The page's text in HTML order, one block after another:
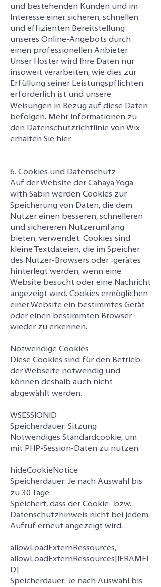
und bestehenden Kunden und im
Interesse einer sicheren, schnellen
und effizienten Bereitstellung
unseres Online-Angebots durch
einen professionellen Anbieter.
Unser Hoster wird Ihre Daten nur
insoweit verarbeiten, wie dies zur
Erfüllung seiner Leistungspflichten
erforderlich ist und unsere
Weisungen in Bezug auf diese Daten
befolgen. Mehr Informationen zu
den Datenschutzrichtlinie von Wix
erhalten Sie hier.
6. Cookies und Datenschutz
Auf der Website der Cahaya Yoga
with Sabin werden Cookies zur
Speicherung von Daten, die dem
Nutzer einen besseren, schnelleren
und sichereren Nutzerumfang
bieten, verwendet. Cookies sind
kleine Textdateien, die im Speicher
des Nutzer-Browsers oder ‑gerätes
hinterlegt werden, wenn eine
Website besucht oder eine Nachricht
angezeigt wird. Cookies ermöglichen
einer Website ein bestimmtes Gerät
oder einen bestimmten Browser
wieder zu erkennen.
Notwendige Cookies
Diese Cookies sind für den Betrieb
der Webseite notwendig und
können deshalb auch nicht
abgewählt werden.
WSESSIONID
Speicherdauer: Sitzung
Notwendiges Standardcookie, um
mit PHP-Session-Daten zu nutzen.
hideCookieNotice
Speicherdauer: Je nach Auswahl bis
zu 30 Tage
Speichert, dass der Cookie- bzw.
Datenschutzhinweis nicht bei jedem
Aufruf erneut angezeigt wird.
allowLoadExternRessources,
allowLoadExternRessources[IFRAMEI
D]
Speicherdauer: Je nach Auswahl bis